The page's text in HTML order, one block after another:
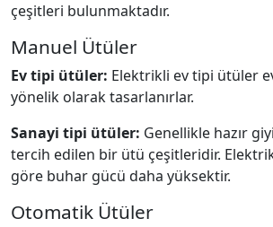
çeşitleri bulunmaktadır.
Manuel Ütüler
Ev tipi ütüler: Elektrikli ev tipi ütüler
yönelik olarak tasarlanırlar.
Sanayi tipi ütüler: Genellikle hazır
tercih edilen bir ütü çeşitleridir.
göre buhar gücü daha yüksektir.
Otomatik Ütüler